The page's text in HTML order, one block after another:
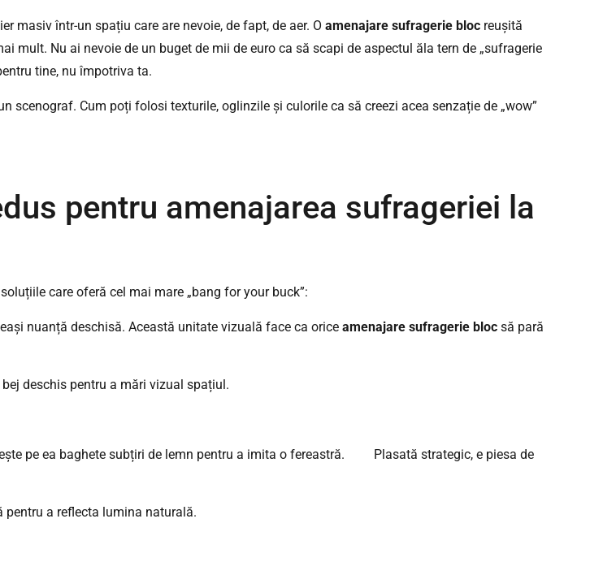
masiv într-un spațiu care are nevoie, de fapt, de aer. O amenajare sufragerie bloc reușită
mult. Nu ai nevoie de un buget de mii de euro ca să scapi de aspectul ăla tern de „sufragerie
tine, nu împotriva ta.
scenograf. Cum poți folosi texturile, oglinzile și culorile ca să creezi acea senzație de „wow”
pentru amenajarea sufrageriei la
care oferă cel mai mare „bang for your buck”:
nuanță deschisă. Această unitate vizuală face ca orice amenajare sufragerie bloc să pară
pe ea baghete subțiri de lemn pentru a imita o fereastră. Plasată strategic, e piesa de